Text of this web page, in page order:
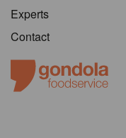
Experts
Contact